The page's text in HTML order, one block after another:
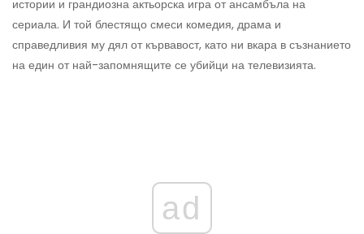
истории и грандиозна актьорска игра от ансамбъла на
сериала. И той блестящо смеси комедия, драма и
справедливия му дял от кървавост, като ни вкара в съзнанието
на един от най-запомнящите се убийци на телевизията.
ad